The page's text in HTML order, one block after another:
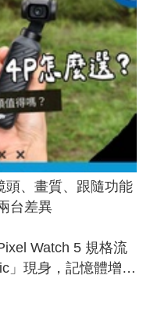
頭、畫質、跟隨功能
台差異
Watch 5 規格流
」現身，記憶體增強